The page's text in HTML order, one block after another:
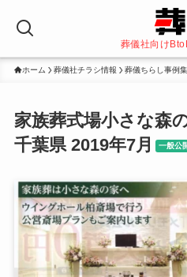
葬儀社向け
ホーム 葬儀社チラシ情報 葬儀ちらし事例集
家族葬式場小さな森
千葉県 2019年7月
一般公